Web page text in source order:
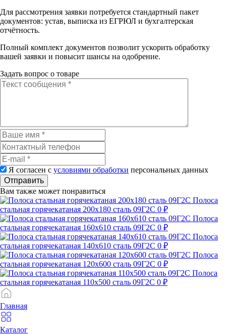
Для рассмотрения заявки потребуется стандартный пакет
документов: устав, выписка из ЕГРЮЛ и бухгалтерская
отчётность.
Полный комплект документов позволит ускорить обработку
вашей заявки и повысит шансы на одобрение.
Задать вопрос о товаре
Я согласен с условиями обработки персональных данных
Отправить
Вам также может понравиться
Полоса
стальная горячекатаная 200х180 сталь 09Г2С 0 ₽
Полоса
стальная горячекатаная 160х610 сталь 09Г2С 0 ₽
Полоса
стальная горячекатаная 140х610 сталь 09Г2С 0 ₽
Полоса
стальная горячекатаная 120х600 сталь 09Г2С 0 ₽
Полоса
стальная горячекатаная 110х500 сталь 09Г2С 0 ₽
Главная
Каталог